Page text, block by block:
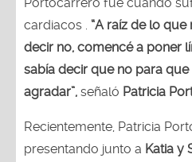
cardiacos . “A raíz de lo
decir no, comencé a poner
sabía decir que no para
agradar”, señaló Patricia
Recientemente, Patricia
presentando junto a Katia y